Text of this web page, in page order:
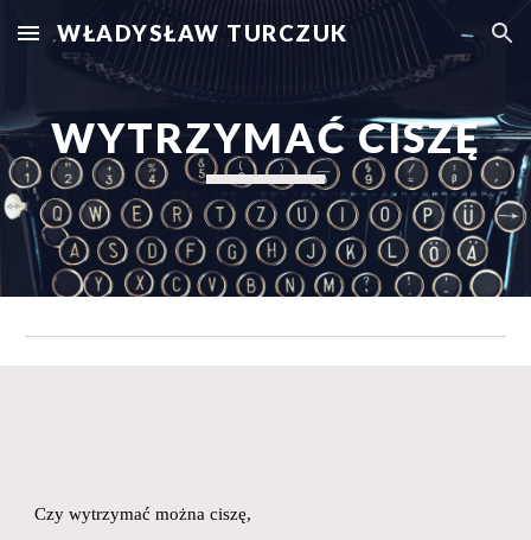
Skip to main content Skip to navigation
WŁADYSŁAW TURCZUK
WYTRZYMAĆ CISZĘ
Czy wytrzymać można ciszę,